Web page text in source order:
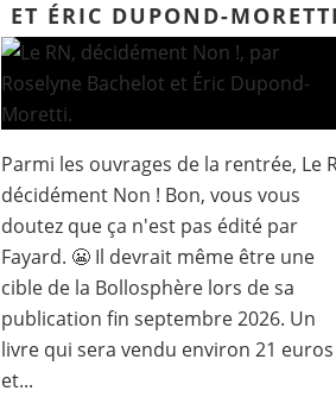
ET ÉRIC DUPOND-
Parmi les ouvrages de la rentrée, Le
décidément Non ! Bon, vous vous
doutez que ça n'est pas édité par
Fayard. 😬 Il devrait même être une
cible de la Bollosphère lors de sa
publication fin septembre 2026. Un
livre qui sera vendu environ 21 euros
et...